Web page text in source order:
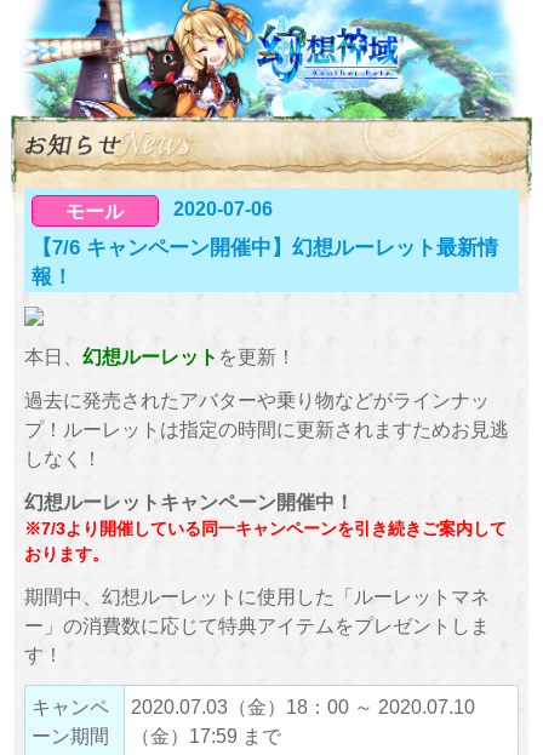
モール 2020-07-06
【7/6 キャンペーン開催中】幻想ルーレット最新情
報！
本日、 幻想ルーレット を更新！
過去に発売されたアバターや乗り物などがラインナッ
プ！ルーレットは指定の時間に更新されますためお見逃
しなく！
幻想ルーレットキャンペーン開催中！
※7/3より開催している同一キャンペーンを引き続きご案内して
おります。
期間中、幻想ルーレットに使用した「ルーレットマネ
ー」の消費数に応じて特典アイテムをプレゼントしま
す！
キャンペ
ーン期間
2020.07.03（金）18：00 ～ 2020.07.10
（金）17:59 まで